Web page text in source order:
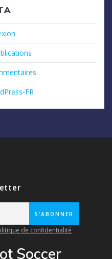
FR
de confidentialité
Soccer